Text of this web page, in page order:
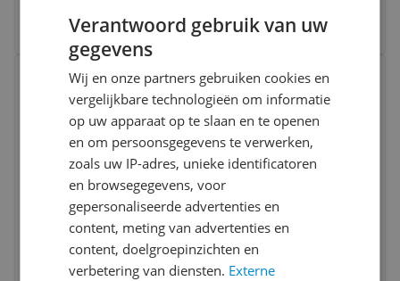
Ga naar goedkoopste
Vergelijken
KlikAanKlikUit IPCAM-3500 Outdoor IP
Security Camera - 1080p - Wireless - Black
Bekijk product
Verantwoord gebruik van uw
gegevens
Wij en onze partners gebruiken cookies en
vergelijkbare technologieën om informatie
op uw apparaat op te slaan en te openen
en om persoonsgegevens te verwerken,
zoals uw IP-adres, unieke identificatoren
en browsegegevens, voor
gepersonaliseerde advertenties en
content, meting van advertenties en
content, doelgroepinzichten en
verbetering van diensten. Externe